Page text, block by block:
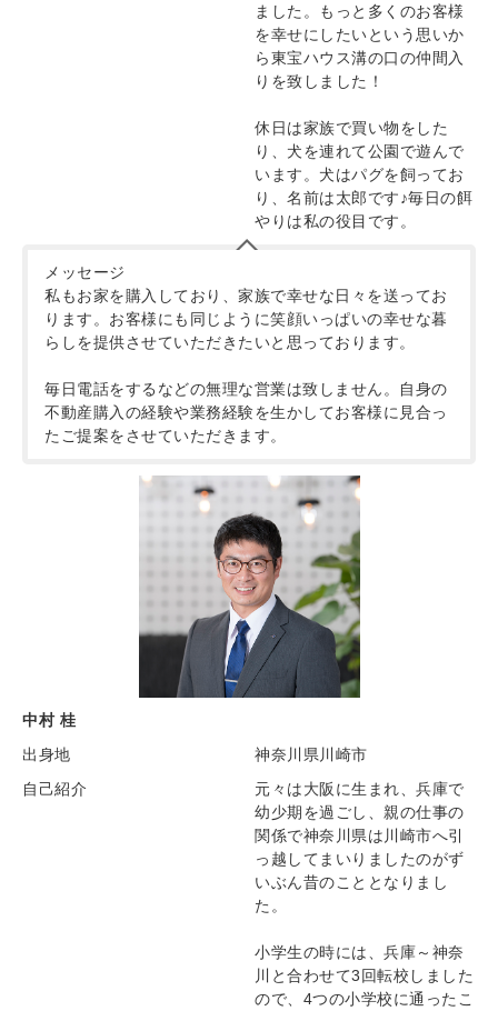
ました。もっと多くのお客様
を幸せにしたいという思いか
ら東宝ハウス溝の口の仲間入
りを致しました！
休日は家族で買い物をした
り、犬を連れて公園で遊んで
います。犬はパグを飼ってお
り、名前は太郎です♪毎日の餌
やりは私の役目です。
メッセージ
私もお家を購入しており、家族で幸せな日々を送ってお
ります。お客様にも同じように笑顔いっぱいの幸せな暮
らしを提供させていただきたいと思っております。
毎日電話をするなどの無理な営業は致しません。自身の
不動産購入の経験や業務経験を生かしてお客様に見合っ
たご提案をさせていただきます。
中村 桂
出身地
神奈川県川崎市
自己紹介
元々は大阪に生まれ、兵庫で
幼少期を過ごし、親の仕事の
関係で神奈川県は川崎市へ引
っ越してまいりましたのがず
いぶん昔のこととなりまし
た。
小学生の時には、兵庫～神奈
川と合わせて3回転校しました
ので、4つの小学校に通ったこ